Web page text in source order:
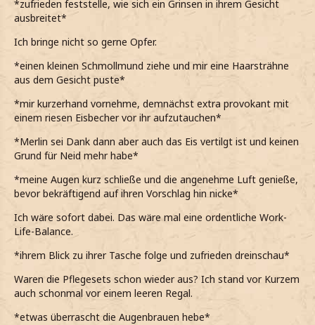
*zufrieden feststelle, wie sich ein Grinsen in ihrem Gesicht
ausbreitet*
Ich bringe nicht so gerne Opfer.
*einen kleinen Schmollmund ziehe und mir eine Haarsträhne
aus dem Gesicht puste*
*mir kurzerhand vornehme, demnächst extra provokant mit
einem riesen Eisbecher vor ihr aufzutauchen*
*Merlin sei Dank dann aber auch das Eis vertilgt ist und keinen
Grund für Neid mehr habe*
*meine Augen kurz schließe und die angenehme Luft genieße,
bevor bekräftigend auf ihren Vorschlag hin nicke*
Ich wäre sofort dabei. Das wäre mal eine ordentliche Work-
Life-Balance.
*ihrem Blick zu ihrer Tasche folge und zufrieden dreinschau*
Waren die Pflegesets schon wieder aus? Ich stand vor Kurzem
auch schonmal vor einem leeren Regal.
*etwas überrascht die Augenbrauen hebe*